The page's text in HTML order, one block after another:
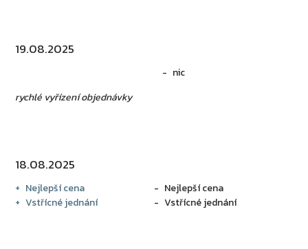
19.08.2025
nic
rychlé vyřízení objednávky
18.08.2025
Nejlepší cena
Vstřícné jednání
Nejlepší cena
Vstřícné jednání